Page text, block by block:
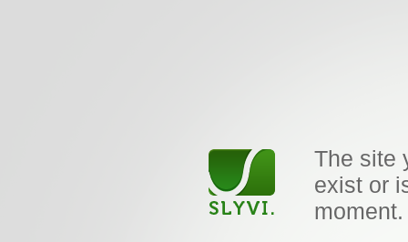
The site
exist or
moment.